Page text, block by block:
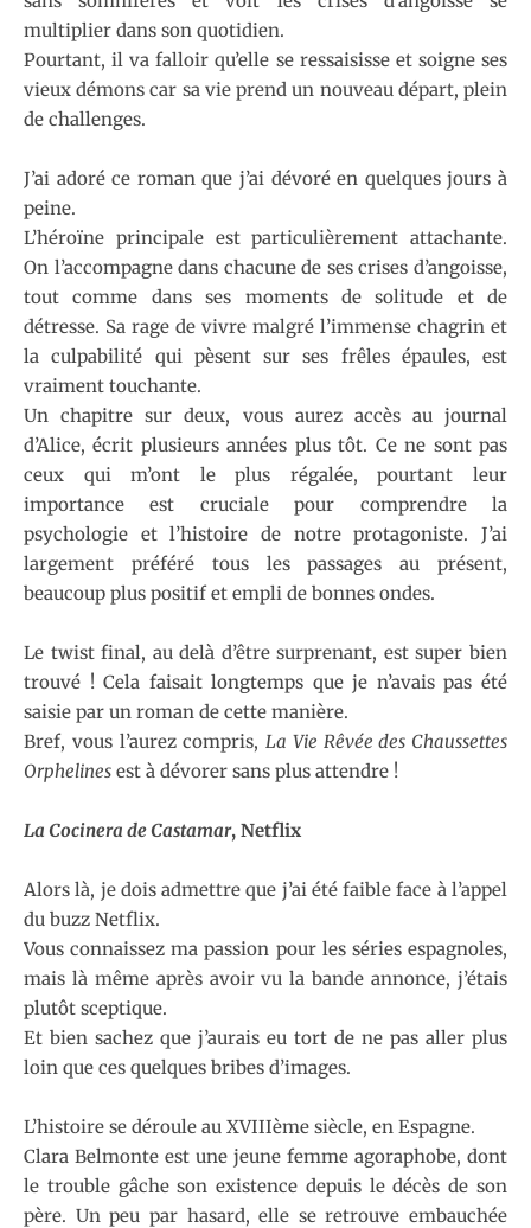
multiplier dans son quotidien.
Pourtant, il va falloir qu’elle se ressaisisse et soigne ses
vieux démons car sa vie prend un nouveau départ, plein
de challenges.
J’ai adoré ce roman que j’ai dévoré en quelques jours à
peine.
L’héroïne principale est particulièrement attachante.
On l’accompagne dans chacune de ses crises d’angoisse,
tout comme dans ses moments de solitude et de
détresse. Sa rage de vivre malgré l’immense chagrin et
la culpabilité qui pèsent sur ses frêles épaules, est
vraiment touchante.
Un chapitre sur deux, vous aurez accès au journal
d’Alice, écrit plusieurs années plus tôt. Ce ne sont pas
ceux qui m’ont le plus régalée, pourtant leur
importance est cruciale pour comprendre la
psychologie et l’histoire de notre protagoniste. J’ai
largement préféré tous les passages au présent,
beaucoup plus positif et empli de bonnes ondes.
Le twist final, au delà d’être surprenant, est super bien
trouvé ! Cela faisait longtemps que je n’avais pas été
saisie par un roman de cette manière.
Bref, vous l’aurez compris, La Vie Rêvée des Chaussettes
Orphelines est à dévorer sans plus attendre !
La Cocinera de Castamar, Netflix
Alors là, je dois admettre que j’ai été faible face à l’appel
du buzz Netflix.
Vous connaissez ma passion pour les séries espagnoles,
mais là même après avoir vu la bande annonce, j’étais
plutôt sceptique.
Et bien sachez que j’aurais eu tort de ne pas aller plus
loin que ces quelques bribes d’images.
L’histoire se déroule au XVIIIème siècle, en Espagne.
Clara Belmonte est une jeune femme agoraphobe, dont
le trouble gâche son existence depuis le décès de son
père. Un peu par hasard, elle se retrouve embauchée